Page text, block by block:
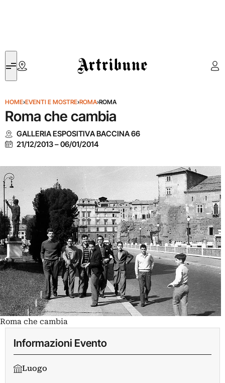
Artribune
HOME›EVENTI E MOSTRE›ROMA›ROMA
Roma che cambia
GALLERIA ESPOSITIVA BACCINA 66
21/12/2013–06/01/2014
Roma che cambia
Informazioni Evento
Luogo